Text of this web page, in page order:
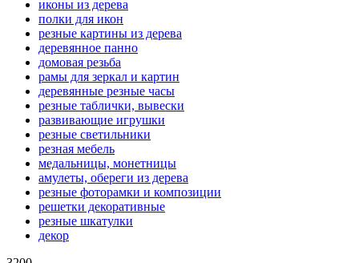
иконы из дерева
полки для икон
резные картины из дерева
деревянное панно
домовая резьба
рамы для зеркал и картин
деревянные резные часы
резные таблички, вывески
развивающие игрушки
резные светильники
резная мебель
медальницы, монетницы
амулеты, обереги из дерева
резные фоторамки и композиции
решетки декоративные
резные шкатулки
декор